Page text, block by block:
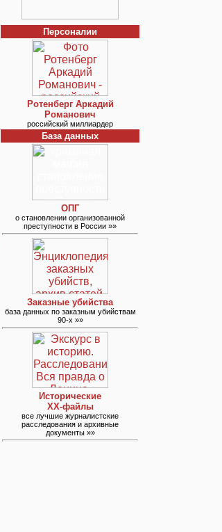
Персоналии
Ротенберг Аркадий
Романович
российский миллиардер
База данных
ОПГ
о становлении организованной
преступности в России »»
Заказные убийства
база данных по заказным убийствам
90-х »»
Исторические
ХХ-файлы
все лучшие журналистские
расследования и архивные
документы »»